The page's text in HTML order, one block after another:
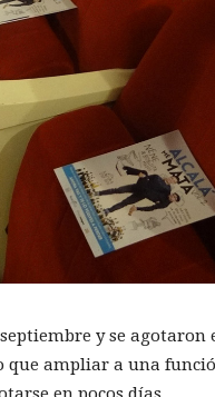
y se agotaron
ampliar a una